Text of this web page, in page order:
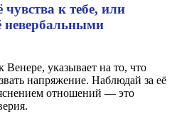
чувства к тебе, или
невербальными
Венере, указывает на то, что
напряжение. Наблюдай за её
отношений — это